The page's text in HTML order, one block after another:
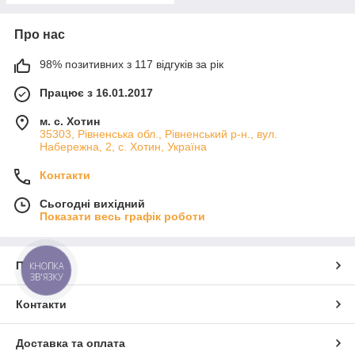
Про нас
98% позитивних з 117 відгуків за рік
Працює з 16.01.2017
м. с. Хотин
35303, Рівненська обл., Рівненський р-н., вул.
Набережна, 2, с. Хотин, Україна
Контакти
Сьогодні вихідний
Показати весь графік роботи
Про нас
Контакти
Доставка та оплата
КНОПКА
ЗВ'ЯЗКУ